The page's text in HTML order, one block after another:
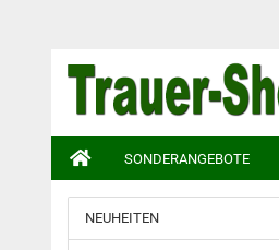
SONDERANGEBOTE
NEUHEITEN